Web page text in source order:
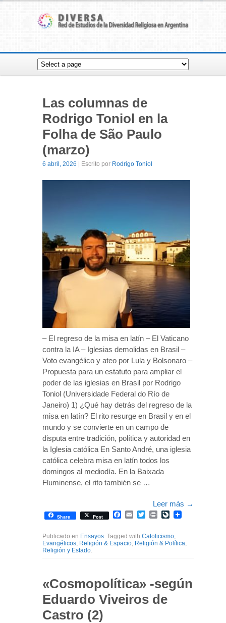
Las columnas de
Rodrigo Toniol en la
Folha de São Paulo
(marzo)
6 abril, 2026 | Escrito por Rodrigo Toniol
– El regreso de la misa en latín – El Vaticano
contra la IA – Iglesias demolidas en Brasil –
Voto evangélico y ateo por Lula y Bolsonaro –
Propuesta para un estatuto para ampliar el
poder de las iglesias en Brasil por Rodrigo
Toniol (Universidade Federal do Río de
Janeiro) 1) ¿Qué hay detrás del regreso de la
misa en latín? El rito resurge en Brasil y en el
mundo y se convierte en un campo de
disputa entre tradición, política y autoridad en
la Iglesia católica En Santo André, una iglesia
católica celebra misa en latín todos los
domingos al mediodía. En la Baixada
Fluminense, el rito también se …
Leer más →
Share Post Facebook
EmailTwitterPrintLiveJournal
Publicado en Ensayos . Tagged with Catolicismo
Evangélicos Religión & Espacio Religión & Política
Religión y Estado
«Cosmopolítica» -según
Eduardo Viveiros de
Castro (2)